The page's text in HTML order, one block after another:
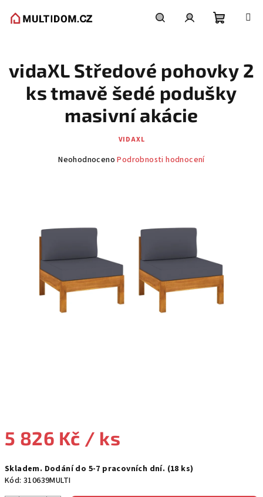
košík
5 826 Kč / ks
cena:
Skladem. Dodání do 5-7 pracovních dní. (18 ks)
Kód: 310639MULTI
vidaXL Středové pohovky 2
ks tmavě šedé podušky
masivní akácie
VIDAXL
Průměrné
5
hvězdiček.
Neohodnoceno Podrobnosti hodnocení